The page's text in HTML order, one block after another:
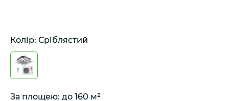
Колір: Сріблястий
За площею: до 160 м²